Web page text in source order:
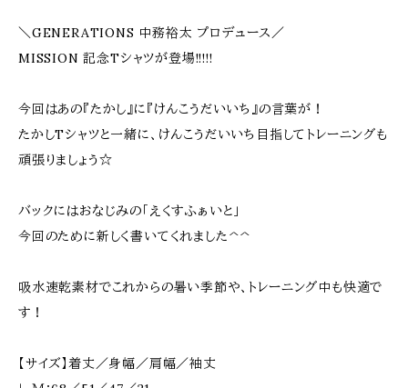
＼GENERATIONS 中務裕太 プロデュース／
MISSION 記念Tシャツが登場!!!!!
今回はあの『たかし』に『けんこうだいいち』の言葉が！
たかしTシャツと一緒に、けんこうだいいち目指してトレーニングも
頑張りましょう☆
バックにはおなじみの「えくすふぁいと」
今回のために新しく書いてくれました^^
吸水速乾素材でこれからの暑い季節や、トレーニング中も快適で
す！
【サイズ】着丈／身幅／肩幅／袖丈